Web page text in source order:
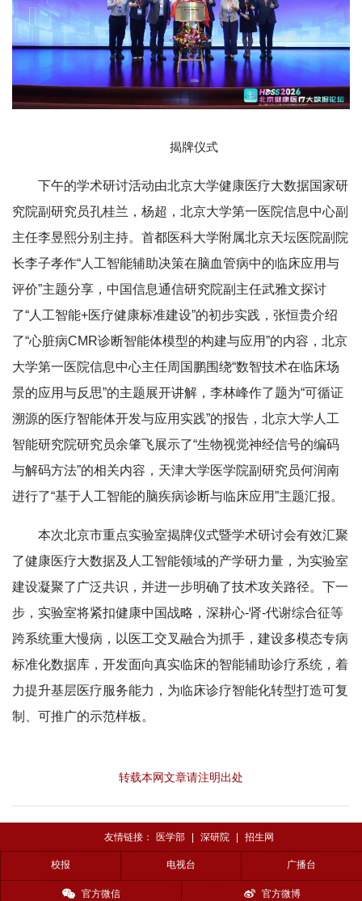
揭牌仪式
下午的学术研讨活动由北京大学健康医疗大数据国家研
究院副研究员孔桂兰 ，杨超，北京大学第一医院信息中心副
主任李昱熙分别主持。首都医科大学附属北京天坛医院副院
长李子孝作“人工智能辅助决策在脑血管病中的临床应用与
评价”主题分享，中国信息通信研究院副主任武雅文探讨
了“人工智能+医疗健康标准建设”的初步实践， 张恒贵介绍
了“心脏病CMR诊断智能体模型的构建与应用”的内容，北京
大学第一医院信息中心主任周国鹏围绕“数智技术在临床场
景的应用与反思”的主题展开讲解， 李林峰作了题为“可循证
溯源的医疗智能体开发与应用实践”的报告，北京大学人工
智能研究院研究员余肇飞展示了“生物视觉神经信号的编码
与解码方法”的相关内容，天津大学医学院副研究员何润南
进行了“基于人工智能的脑疾病诊断与临床应用”主题汇报。
本次北京市重点实验室揭牌仪式暨学术研讨会有效汇聚
了健康医疗大数据及人工智能领域的产学研力量，为实验室
建设凝聚了广泛共识，并进一步明确了技术攻关路径。下一
步，实验室将紧扣健康中国战略，深耕心-肾-代谢综合征等
跨系统重大慢病，以医工交叉融合为抓手，建设多模态专病
标准化数据库，开发面向真实临床的智能辅助诊疗系统，着
力提升基层医疗服务能力，为临床诊疗智能化转型打造可复
制、可推广的示范样板。
转载本网文章请注明出处
友情链接： 医学部 | 深研院 | 招生网
校报 电视台 广播台
官方微信 官方微博